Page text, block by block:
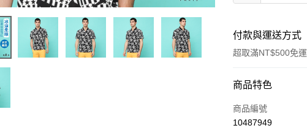
付款與運送方式
超取滿NT$500免運
付款方式
信用卡一次付款
商品特色
商品編號
10487949